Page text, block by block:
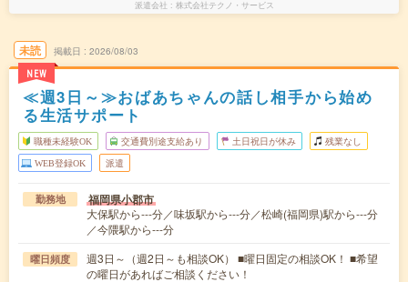
派遣会社 株式会社テクノ・サービス
未読
NEW
掲載日 2026/08/03
≪週3日～≫おばあちゃんの話し相手から始め
る生活サポート
職種未経験OK 交通費別途支給あり 土日祝日が休み 残業なし
WEB登録OK 派遣
勤務地 福岡県小郡市
大保駅から---分／味坂駅から---分／松崎(福岡県)駅から---分
／今隈駅から---分
曜日頻度
週3日～（週2日～も相談OK） ■曜日固定の相談OK！ ■希望
の曜日があればご相談ください！